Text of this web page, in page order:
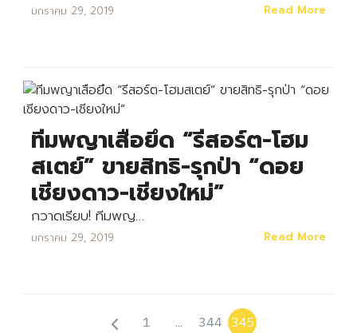
มกราคม 29, 2019 Read More
ทีมพญาเสือยึด “รีสอร์ต-โฮม
สเตย์” ขายสิทธิ-รุกป่า “ดอย
เชียงดาว-เชียงใหม่”
กวาดเรียบ! ทีมพญ…
มกราคม 29, 2019 Read More
1 … 344 345